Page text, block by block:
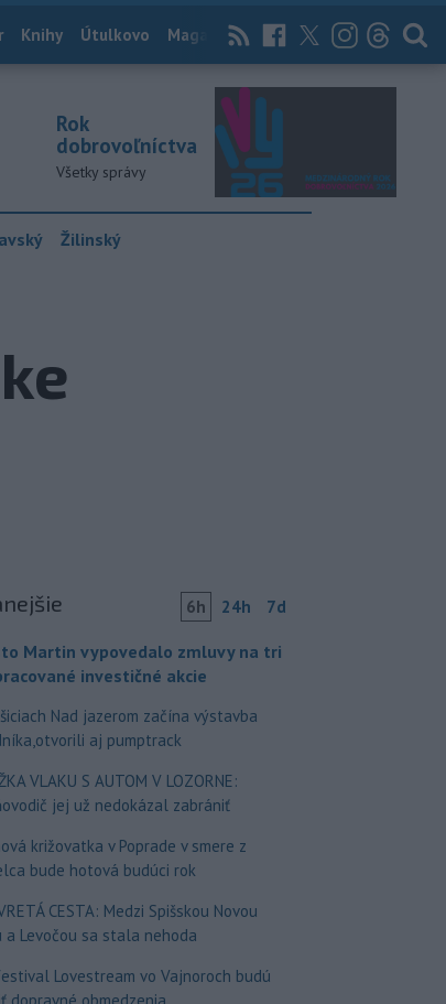
Knihy Útulkovo Magazín News Now Archív
Rok
dobrovoľníctva
Všetky správy
Žilinský
6h 24h 7d
Martin vypovedalo zmluvy na tri
investičné akcie
Nad jazerom začína výstavba
aj pumptrack
VLAKU S AUTOM V LOZORNE:
jej už nedokázal zabrániť
križovatka v Poprade v smere z
bude hotová budúci rok
CESTA: Medzi Spišskou Novou
a Levočou sa stala nehoda
Lovestream vo Vajnoroch budú